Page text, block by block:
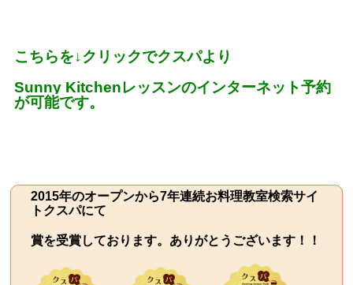
こちらを↓クリックでクスパより
Sunny Kitchenレッスンのインターネット予約
が可能です。
2015年のオープンから7年連続お料理教室検索サイ
トクスパにて
賞を受賞しております。ありがとうございます！！